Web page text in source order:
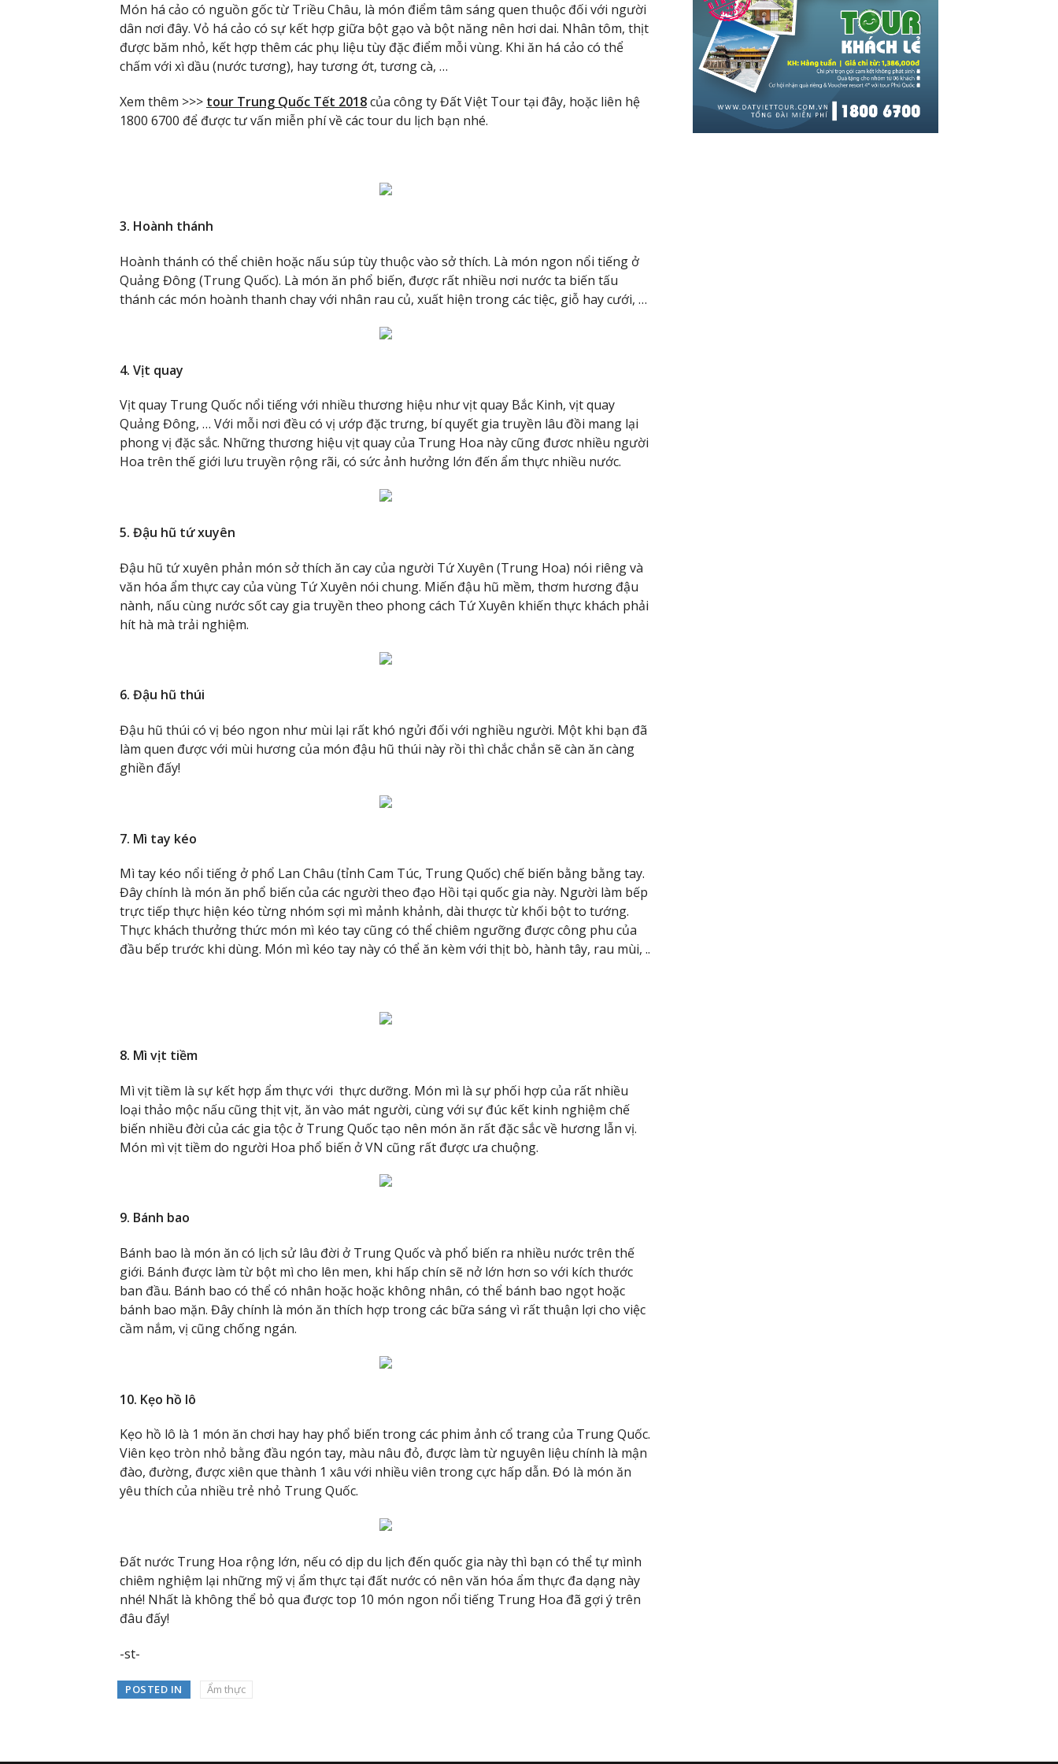
Món há cảo có nguồn gốc từ Triều Châu, là món điểm tâm sáng quen thuộc đối với người
dân nơi đây. Vỏ há cảo có sự kết hợp giữa bột gạo và bột năng nên hơi dai. Nhân tôm, thịt
được băm nhỏ, kết hợp thêm các phụ liệu tùy đặc điểm mỗi vùng. Khi ăn há cảo có thể
chấm với xì dầu (nước tương), hay tương ớt, tương cà, …
Xem thêm >>> tour Trung Quốc Tết 2018của công ty Đất Việt Tour tại đây, hoặc liên hệ
1800 6700 để được tư vấn miễn phí về các tour du lịch bạn nhé.
3. Hoành thánh
Hoành thánh có thể chiên hoặc nấu súp tùy thuộc vào sở thích. Là món ngon nổi tiếng ở
Quảng Đông (Trung Quốc). Là món ăn phổ biến, được rất nhiều nơi nước ta biến tấu
thánh các món hoành thanh chay với nhân rau củ, xuất hiện trong các tiệc, giỗ hay cưới, …
4. Vịt quay
Vịt quay Trung Quốc nổi tiếng với nhiều thương hiệu như vịt quay Bắc Kinh, vịt quay
Quảng Đông, … Với mỗi nơi đều có vị ướp đặc trưng, bí quyết gia truyền lâu đồi mang lại
phong vị đặc sắc. Những thương hiệu vịt quay của Trung Hoa này cũng đươc nhiều người
Hoa trên thế giới lưu truyền rộng rãi, có sức ảnh hưởng lớn đến ẩm thực nhiều nước.
5. Đậu hũ tứ xuyên
Đậu hũ tứ xuyên phản món sở thích ăn cay của người Tứ Xuyên (Trung Hoa) nói riêng và
văn hóa ẩm thực cay của vùng Tứ Xuyên nói chung. Miến đậu hũ mềm, thơm hương đậu
nành, nấu cùng nước sốt cay gia truyền theo phong cách Tứ Xuyên khiến thực khách phải
hít hà mà trải nghiệm.
6. Đậu hũ thúi
Đậu hũ thúi có vị béo ngon như mùi lại rất khó ngửi đối với nghiều người. Một khi bạn đã
làm quen được với mùi hương của món đậu hũ thúi này rồi thì chắc chắn sẽ càn ăn càng
ghiền đấy!
7. Mì tay kéo
Mì tay kéo nổi tiếng ở phổ Lan Châu (tỉnh Cam Túc, Trung Quốc) chế biến bằng bằng tay.
Đây chính là món ăn phổ biến của các người theo đạo Hồi tại quốc gia này. Người làm bếp
trực tiếp thực hiện kéo từng nhóm sợi mì mảnh khảnh, dài thược từ khối bột to tướng.
Thực khách thưởng thức món mì kéo tay cũng có thể chiêm ngưỡng được công phu của
đầu bếp trước khi dùng. Món mì kéo tay này có thể ăn kèm với thịt bò, hành tây, rau mùi, ..
8. Mì vịt tiềm
Mì vịt tiềm là sự kết hợp ẩm thực với thực dưỡng. Món mì là sự phối hợp của rất nhiều
loại thảo mộc nấu cũng thịt vịt, ăn vào mát người, cùng với sự đúc kết kinh nghiệm chế
biến nhiều đời của các gia tộc ở Trung Quốc tạo nên món ăn rất đặc sắc về hương lẫn vị.
Món mì vịt tiềm do người Hoa phổ biến ở VN cũng rất được ưa chuộng.
9. Bánh bao
Bánh bao là món ăn có lịch sử lâu đời ở Trung Quốc và phổ biến ra nhiều nước trên thế
giới. Bánh được làm từ bột mì cho lên men, khi hấp chín sẽ nở lớn hơn so với kích thước
ban đầu. Bánh bao có thể có nhân hoặc hoặc không nhân, có thể bánh bao ngọt hoặc
bánh bao mặn. Đây chính là món ăn thích hợp trong các bữa sáng vì rất thuận lợi cho việc
cầm nắm, vị cũng chống ngán.
10. Kẹo hồ lô
Kẹo hồ lô là 1 món ăn chơi hay hay phổ biến trong các phim ảnh cổ trang của Trung Quốc.
Viên kẹo tròn nhỏ bằng đầu ngón tay, màu nâu đỏ, được làm từ nguyên liệu chính là mận
đào, đường, được xiên que thành 1 xâu với nhiều viên trong cực hấp dẫn. Đó là món ăn
yêu thích của nhiều trẻ nhỏ Trung Quốc.
Đất nước Trung Hoa rộng lớn, nếu có dịp du lịch đến quốc gia này thì bạn có thể tự mình
chiêm nghiệm lại những mỹ vị ẩm thực tại đất nước có nên văn hóa ẩm thực đa dạng này
nhé! Nhất là không thể bỏ qua được top 10 món ngon nổi tiếng Trung Hoa đã gợi ý trên
đâu đấy!
-st-
POSTED IN Ẩm thực